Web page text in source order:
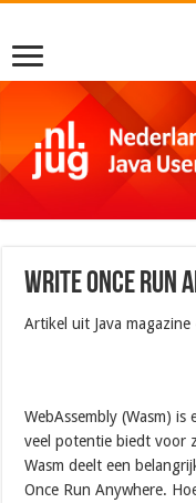
Write Once Run
Artikel uit Java magazine
WebAssembly (Wasm)
veel potentie biedt voor
Wasm deelt een
Once Run Anywhere.